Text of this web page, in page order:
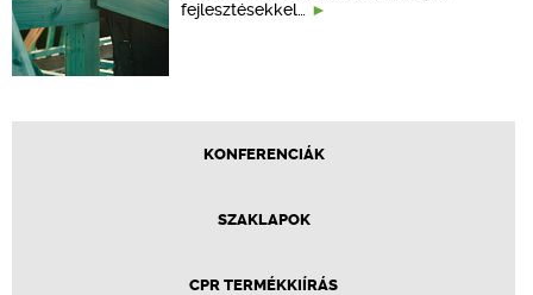
fejlesztésekkel…
KONFERENCIÁK
SZAKLAPOK
CPR TERMÉKKIÍRÁS